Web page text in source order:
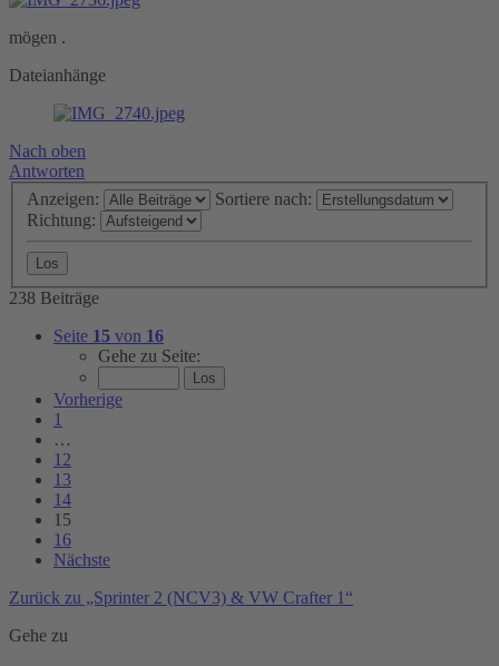
mögen .
Dateianhänge
Nach oben
Antworten
Anzeigen:
Sortiere nach:
Richtung:
238 Beiträge
Seite 15 von 16
Gehe zu Seite:
Vorherige
1
…
12
13
14
15
16
Nächste
Zurück zu „Sprinter 2 (NCV3) & VW Crafter 1“
Gehe zu